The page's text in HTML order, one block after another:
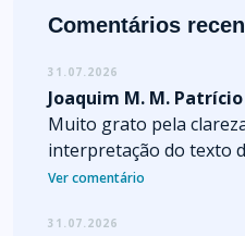
Comentários
31.07.2026
Joaquim M. M. Patrício
Muito grato pela
interpretação do texto
Ver comentário
31.07.2026